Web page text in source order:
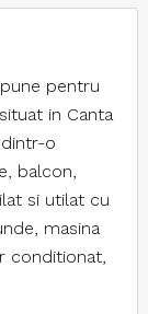
pentru
in Canta
o
balcon,
si utilat cu
masina
conditionat,